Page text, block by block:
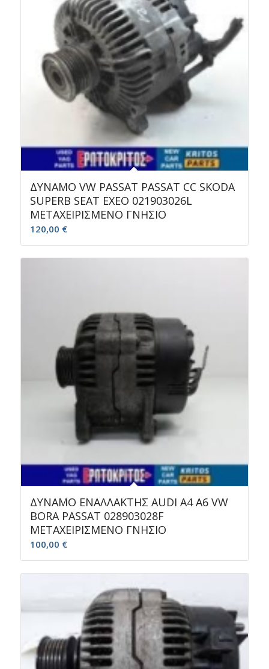
ΔΥΝΑΜΟ VW PASSAT PASSAT CC SKODA
SUPERB SEAT EXEO 021903026L
ΜΕΤΑΧΕΙΡΙΣΜΕΝΟ ΓΝΗΣΙΟ
120,00 €
ΔΥΝΑΜΟ ΕΝΑΛΛΑΚΤΗΣ AUDI A4 A6 VW
BORA PASSAT 028903028F
ΜΕΤΑΧΕΙΡΙΣΜΕΝΟ ΓΝΗΣΙΟ
100,00 €